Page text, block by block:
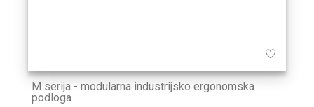
M serija - modularna industrijsko ergonomska
podloga